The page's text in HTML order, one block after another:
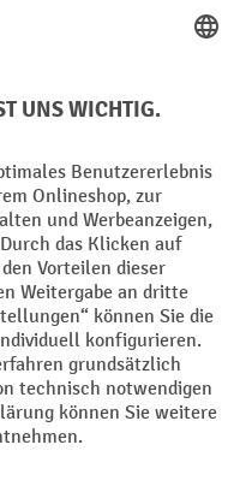
zzgl.Versandkostenund ggf.
angegeben.
Der Rabatt gilt nicht auf
Rabatt wird einmalig bei